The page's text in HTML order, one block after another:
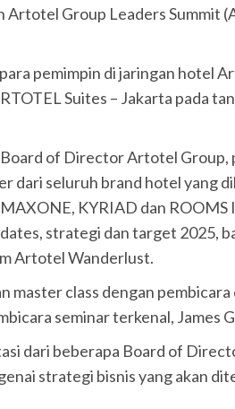
Artotel Group Leaders Summit
pemimpin di jaringan hotel
Suites – Jakarta pada
of Director Artotel Group,
dari seluruh brand hotel yang
KYRIAD dan ROOMS
strategi dan target 2025,
Artotel Wanderlust.
master class dengan pembicara
seminar terkenal, James
dari beberapa Board of
strategi bisnis yang akan